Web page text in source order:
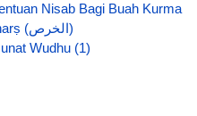
Nisab Bagi Buah Kurma
dan Anggur Melalui Kaedah Kharṣ (الخرص)
Wudhu (1)